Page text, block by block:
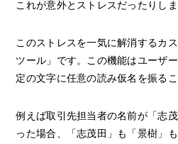
これが意外とストレスだったりしま
このストレスを一気に解消するカ
ツール」です。この機能はユーザ
定の文字に任意の読み仮名を振るこ
例えば取引先担当者の名前が「志
った場合、「志茂田」も「景樹」